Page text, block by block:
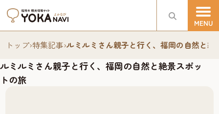
トップ›特集記事›ルミルミさん親子と行く、福岡の自然と絶
ルミルミさん親子と行く、福岡の自然と絶景スポッ
トの旅